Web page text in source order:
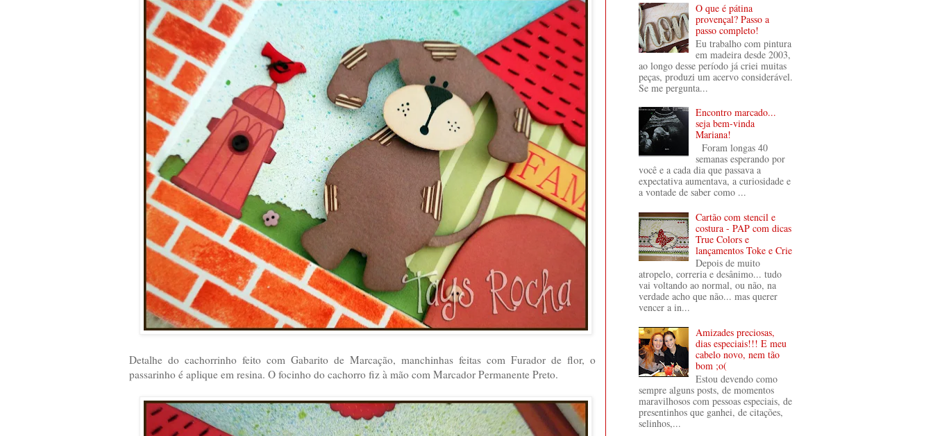
Detalhe do cachorrinho feito com Gabarito de Marcação, manchinhas feitas com Furador de flor, o
passarinho é aplique em resina. O focinho do cachorro fiz à mão com Marcador Permanente Preto.
O que é pátina
provençal? Passo a
passo completo!
Eu trabalho com pintura
em madeira desde 2003,
ao longo desse período já criei muitas
peças, produzi um acervo considerável.
Se me pergunta...
Encontro marcado...
seja bem-vinda
Mariana!
Foram longas 40
semanas esperando por
você e a cada dia que passava a
expectativa aumentava, a curiosidade e
a vontade de saber como ...
Cartão com stencil e
costura - PAP com dicas
True Colors e
lançamentos Toke e Crie
Depois de muito
atropelo, correria e desânimo... tudo
vai voltando ao normal, ou não, na
verdade acho que não... mas querer
vencer a in...
Amizades preciosas,
dias especiais!!! E meu
cabelo novo, nem tão
bom ;o(
Estou devendo como
sempre alguns posts, de momentos
maravilhosos com pessoas especiais, de
presentinhos que ganhei, de citações,
selinhos,...